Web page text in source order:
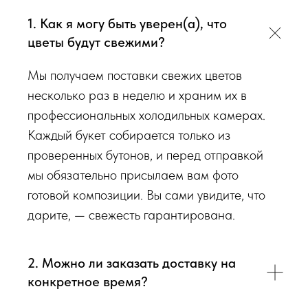
Мы подходим к каждой доставке цветов индивидуально
исходя из ассортимента свежих цветов, которые есть в
наличии на момент нужной даты доставки. Заказывая
виду букета (Приблизительному размеру букета, цветовой
гаммы, формату), после заказа с Вами сразу свяжется наш
администратор для уточнения деталей заказа.
Перед тем как отправить букет на доставку мы
обязательно пришлем Вам на согласование фото и
видео непосредственно того букета, который наш
Доставка цветов в Симферополе . Качественно. Быстро.
1. Как я могу быть уверен(а), что
цветы будут свежими?
Мы получаем поставки свежих цветов
несколько раз в неделю и храним их в
профессиональных холодильных камерах.
Каждый букет собирается только из
проверенных бутонов, и перед отправкой
мы обязательно присылаем вам фото
готовой композиции. Вы сами увидите, что
дарите, — свежесть гарантирована.
2. Можно ли заказать доставку на
конкретное время?